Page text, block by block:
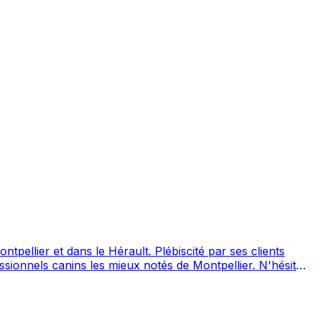
Plébiscité par ses clients
canins les mieux notés de Montpellier. N'hésitez